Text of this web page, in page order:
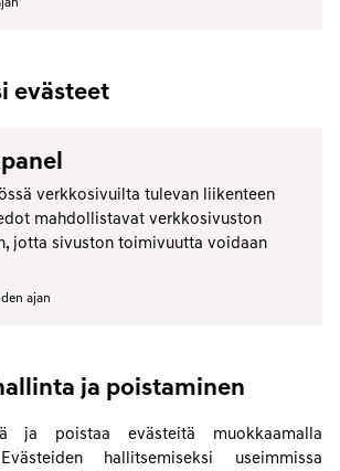
evästeet
verkkosivuilta tulevan liikenteen
mahdollistavat verkkosivuston
jotta sivuston toimivuutta voidaan
ajan
ja poistaminen
ja poistaa evästeitä muokkaamalla
hallitsemiseksi useimmissa